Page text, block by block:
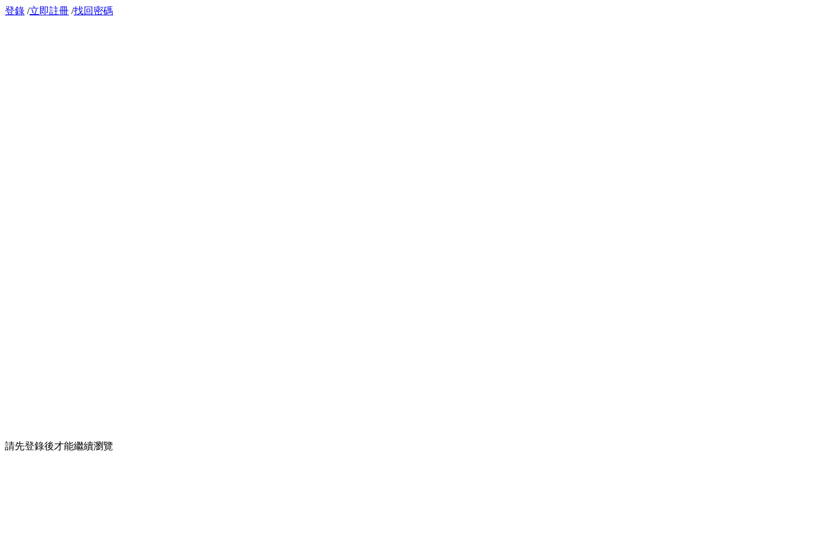
登錄 /立即註冊 /找回密碼
請先登錄後才能繼續瀏覽